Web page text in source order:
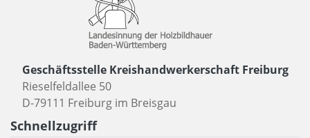
Geschäftsstelle Kreishandwerkerschaft Freiburg
Rieselfeldallee 50
D-79111 Freiburg im Breisgau
Schnellzugriff